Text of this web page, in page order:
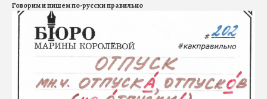
Говорим и пишем по-русски правильно